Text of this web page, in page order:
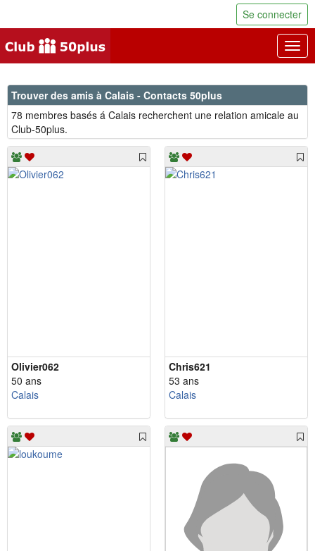
Se connecter
Trouver des amis à Calais - Contacts 50plus
78 membres basés á Calais recherchent une relation amicale au
Club-50plus.
Olivier062
50 ans
Calais
Chris621
53 ans
Calais